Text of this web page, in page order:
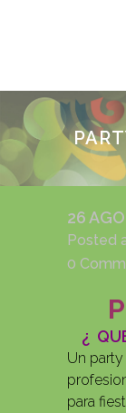
26 AGO
Posted
0
¿
Un
para